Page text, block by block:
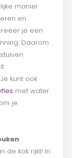
manier
en
je een
Daarom
kunt ook
met water.
je
de kok rijkt! In